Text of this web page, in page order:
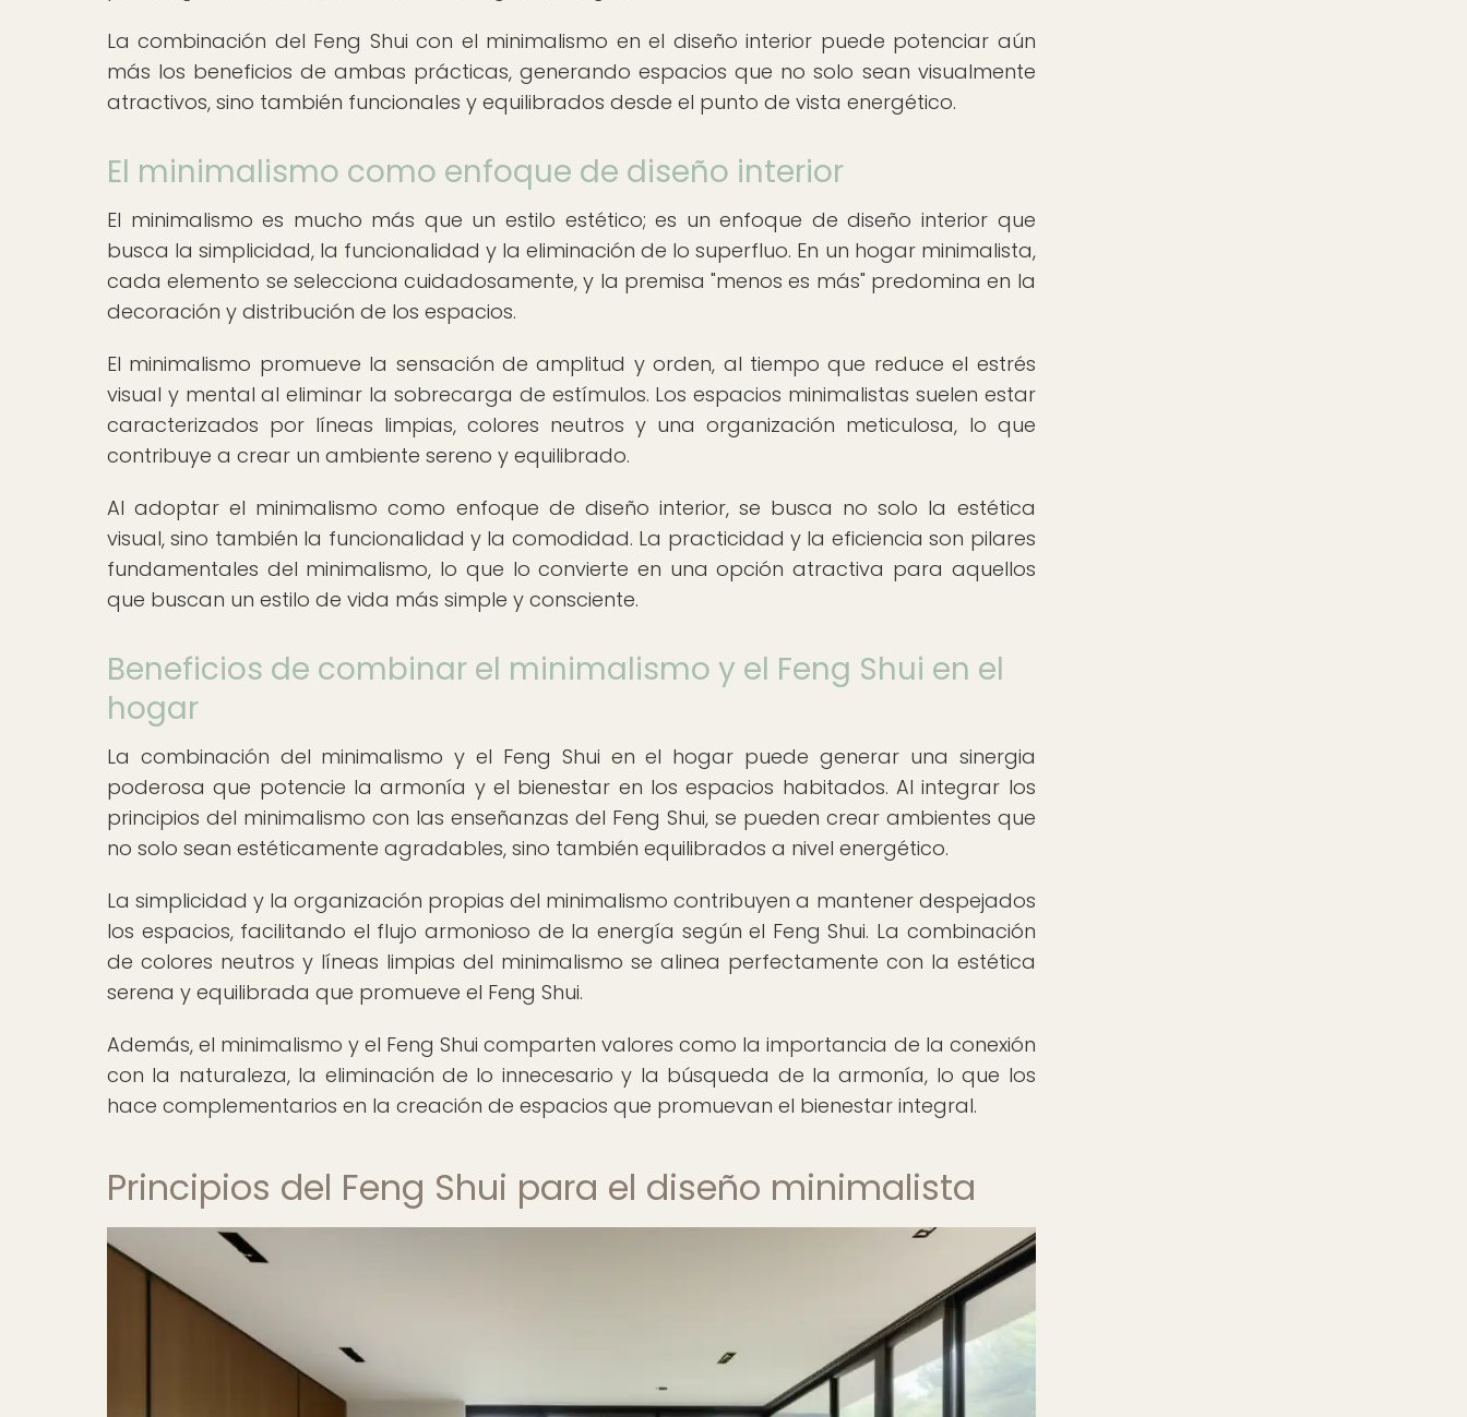
La combinación del Feng Shui con el minimalismo en el diseño interior puede potenciar aún
más los beneficios de ambas prácticas, generando espacios que no solo sean visualmente
atractivos, sino también funcionales y equilibrados desde el punto de vista energético.
El minimalismo como enfoque de diseño interior
El minimalismo es mucho más que un estilo estético; es un enfoque de diseño interior que
busca la simplicidad, la funcionalidad y la eliminación de lo superfluo. En un hogar minimalista,
cada elemento se selecciona cuidadosamente, y la premisa "menos es más" predomina en la
decoración y distribución de los espacios.
El minimalismo promueve la sensación de amplitud y orden, al tiempo que reduce el estrés
visual y mental al eliminar la sobrecarga de estímulos. Los espacios minimalistas suelen estar
caracterizados por líneas limpias, colores neutros y una organización meticulosa, lo que
contribuye a crear un ambiente sereno y equilibrado.
Al adoptar el minimalismo como enfoque de diseño interior, se busca no solo la estética
visual, sino también la funcionalidad y la comodidad. La practicidad y la eficiencia son pilares
fundamentales del minimalismo, lo que lo convierte en una opción atractiva para aquellos
que buscan un estilo de vida más simple y consciente.
Beneficios de combinar el minimalismo y el Feng Shui en el
hogar
La combinación del minimalismo y el Feng Shui en el hogar puede generar una sinergia
poderosa que potencie la armonía y el bienestar en los espacios habitados. Al integrar los
principios del minimalismo con las enseñanzas del Feng Shui, se pueden crear ambientes que
no solo sean estéticamente agradables, sino también equilibrados a nivel energético.
La simplicidad y la organización propias del minimalismo contribuyen a mantener despejados
los espacios, facilitando el flujo armonioso de la energía según el Feng Shui. La combinación
de colores neutros y líneas limpias del minimalismo se alinea perfectamente con la estética
serena y equilibrada que promueve el Feng Shui.
Además, el minimalismo y el Feng Shui comparten valores como la importancia de la conexión
con la naturaleza, la eliminación de lo innecesario y la búsqueda de la armonía, lo que los
hace complementarios en la creación de espacios que promuevan el bienestar integral.
Principios del Feng Shui para el diseño minimalista